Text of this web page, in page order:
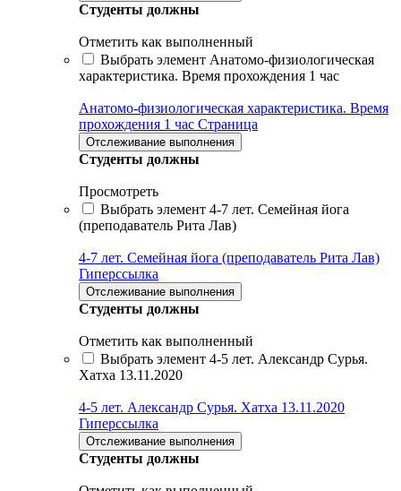
Студенты должны
Отметить как выполненный
Выбрать элемент Анатомо-физиологическая
характеристика. Время прохождения 1 час
Анатомо-физиологическая характеристика. Время
прохождения 1 час Страница
Отслеживание выполнения
Студенты должны
Просмотреть
Выбрать элемент 4-7 лет. Семейная йога
(преподаватель Рита Лав)
4-7 лет. Семейная йога (преподаватель Рита Лав)
Гиперссылка
Отслеживание выполнения
Студенты должны
Отметить как выполненный
Выбрать элемент 4-5 лет. Александр Сурья.
Хатха 13.11.2020
4-5 лет. Александр Сурья. Хатха 13.11.2020
Гиперссылка
Отслеживание выполнения
Студенты должны